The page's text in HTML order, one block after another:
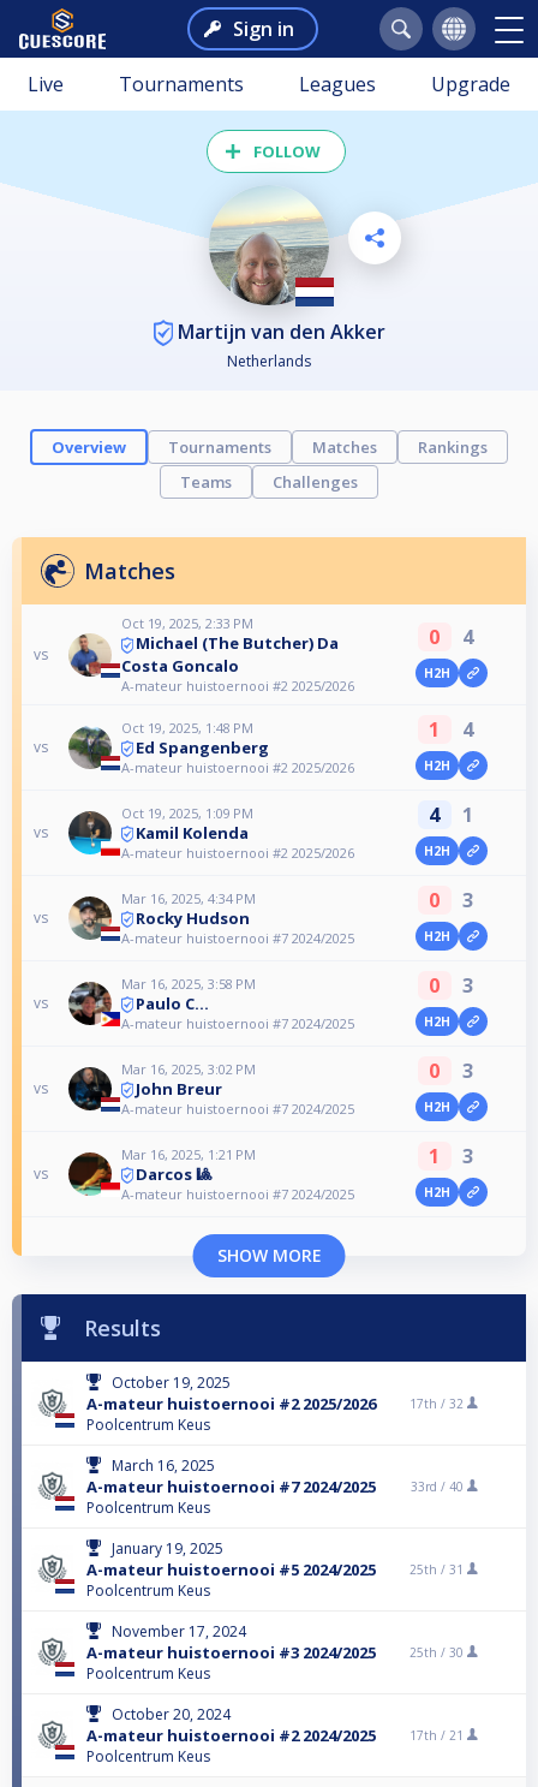
Sign in
Live Tournaments Leagues Upgrade
FOLLOW
Martijn van den Akker
Netherlands
Overview Tournaments Matches
Rankings
Teams
Challenges
Matches
vs
Oct 19, 2025, 2:33 PM
Michael (The Butcher) Da
Costa Goncalo
A-mateur huistoernooi #2 2025/2026
0 4
H2H
vs
Oct 19, 2025, 1:48 PM
Ed Spangenberg
A-mateur huistoernooi #2 2025/2026
1 4
H2H
vs
Oct 19, 2025, 1:09 PM
Kamil Kolenda
A-mateur huistoernooi #2 2025/2026
4 1
H2H
vs
Mar 16, 2025, 4:34 PM
Rocky Hudson
A-mateur huistoernooi #7 2024/2025
0 3
H2H
vs
Mar 16, 2025, 3:58 PM
Paulo C…
A-mateur huistoernooi #7 2024/2025
0 3
H2H
vs
Mar 16, 2025, 3:02 PM
John Breur
A-mateur huistoernooi #7 2024/2025
0 3
H2H
vs
Mar 16, 2025, 1:21 PM
Darcos 🎱
A-mateur huistoernooi #7 2024/2025
1 3
H2H
SHOW MORE
Results
October 19, 2025
A-mateur huistoernooi #2 2025/2026
Poolcentrum Keus
17th / 32
March 16, 2025
A-mateur huistoernooi #7 2024/2025
Poolcentrum Keus
33rd / 40
January 19, 2025
A-mateur huistoernooi #5 2024/2025
Poolcentrum Keus
25th / 31
November 17, 2024
A-mateur huistoernooi #3 2024/2025
Poolcentrum Keus
25th / 30
October 20, 2024
A-mateur huistoernooi #2 2024/2025
Poolcentrum Keus
17th / 21